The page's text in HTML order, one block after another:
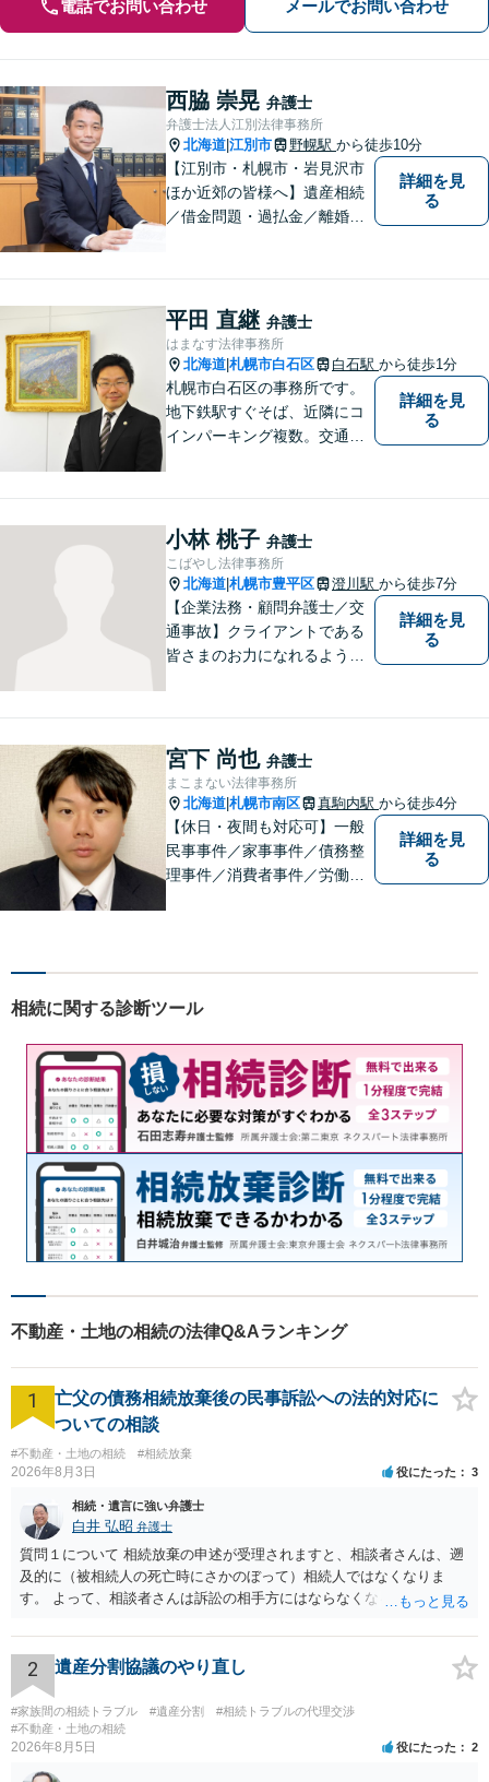
電話でお問い合わせ メールでお問い合わせ
西脇 崇晃 弁護士
弁護士法人江別法律事務所
北海道 江別市 野幌駅 から徒歩10分
【江別市・札幌市・岩見沢市
ほか近郊の皆様へ】遺産相続
／借金問題・過払金／離婚／
気軽にお問い合わせ下さい。
詳細を見
る
平田 直継 弁護士
はまなす法律事務所
北海道 札幌市白石区 白石駅 から徒歩1分
札幌市白石区の事務所です。
地下鉄駅すぐそば、近隣にコ
インパーキング複数。交通の
もアクセス良好。相続、交通
事故、離婚、債務整理など幅
広く対応する４０代の経験豊
富な弁護士です。
詳細を見
る
小林 桃子 弁護士
こばやし法律事務所
北海道 札幌市豊平区 澄川駅 から徒歩7分
【企業法務・顧問弁護士／交
通事故】クライアントである
皆さまのお力になれるよう全
詳細を見
る
宮下 尚也 弁護士
まこまない法律事務所
北海道 札幌市南区 真駒内駅 から徒歩4分
【休日・夜間も対応可】一般
民事事件／家事事件／債務整
理事件／消費者事件／労働事
を抱え込まず、まずは一度ご
詳細を見
る
相続に関する診断ツール
不動産・土地の相続の法律Q&Aランキング
1
亡父の債務相続放棄後の民事訴訟への法的対応に
ついての相談
#不動産・土地の相続 #相続放棄
2026年8月3日 役にたった 3
相続・遺言に強い弁護士
白井 弘昭 弁護士
質問１について 相続放棄の申述が受理されますと、相談者さんは、遡
及的に（被相続人の死亡時にさかのぼって）相続人ではなくなりま
す。 よって、相談者さんは訴訟の相手方にはならなくなるので（明け
理証明を家庭裁判所で取得し、コピーを答弁書に添えて裁判所に提出
してください。 質問２について 請求棄却を求める答弁書を提出すれ
ば、第１回期日は出席する必要がありません。その日は差支え（用事
があり出席できない）との記載で十分です。 質問３について 弁護士で
はないので、ｍｉｎｔｓでの提出の必要は無いと思います。郵送（期
限までに届けばよい）で十分です。 詳細は、書面記載の裁判所書記官
にお問い合わせください。 以上、ご参考まで。
2 遺産分割協議のやり直し
#家族間の相続トラブル #遺産分割
#相続トラブルの代理交渉
#不動産・土地の相続
2026年8月5日 役にたった 2